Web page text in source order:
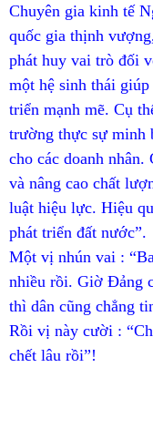
Chuyên gia kinh tế
quốc gia thịnh
phát huy vai trò đối
một hệ sinh thái
triển mạnh mẽ. Cụ
trường thực sự minh
cho các doanh nhân.
và nâng cao chất
luật hiệu lực. Hiệu
phát triển đất nước”.
Một vị nhún vai :
nhiều rồi. Giờ Đảng
thì dân cũng chẳng
Rồi vị này cười :
chết lâu rồi”!